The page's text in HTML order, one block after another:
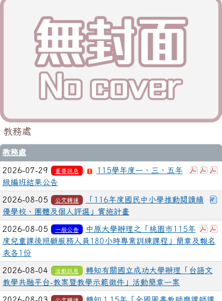
教務處
教務處
下載
下
2026-07-29 重要訊息
115學年度一、三、五年
級編班結果公告
2026-08-05 公文轉達
「116年度國民中小學推動閱讀績
優學校、團體及個人評選」實施計畫
下
2026-08-05 一般公告
中原大學辦理之「桃園市115年
度兒童課後照顧服務人員180小時專業訓練課程」簡章及報名
表各1份
2026-08-04 活動訊息
轉知有關國立成功大學辦理「台語文
教學共融平台-教案暨教學示範徵件」活動簡章一案